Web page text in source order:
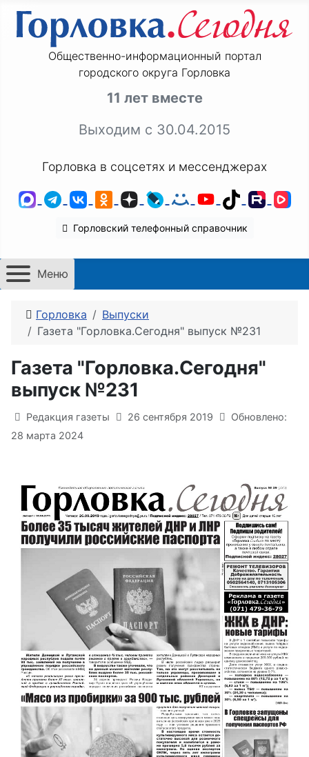
Общественно-информационный портал
городского округа Горловка
11 лет вместе
Выходим с 30.04.2015
Горловка в соцсетях и мессенджерах
MAXTelegram
ВКонтакте
Одноклассники
ДзенLiveJournal
Мой Мир
YouTube
TikTok
Горловский телефонный справочник
Меню
Горловка
Выпуски
Газета "Горловка.Сегодня" выпуск №231
Газета "Горловка.Сегодня"
выпуск №231
Информация о материале
Редакция газеты 26 сентября 2019
Обновлено:
28 марта 2024